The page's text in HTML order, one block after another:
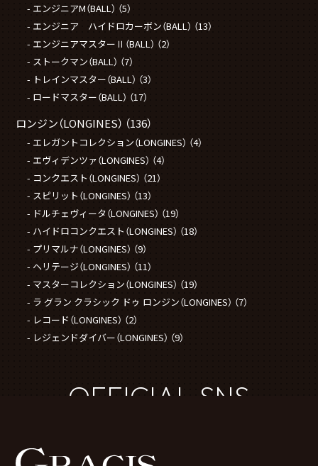
エンジニアM（BALL） （5）
エンジニア ハイドロカーボン（BALL） （13）
エンジニアマスターⅡ（BALL） （2）
ストークマン（BALL） （7）
トレインマスター（BALL） （3）
ロードマスター（BALL） （17）
ロンジン（LONGINES） （136）
エレガントコレクション（LONGINES） （4）
エヴィデンツァ（LONGINES） （4）
コンクエスト（LONGINES） （21）
スピリット（LONGINES） （13）
ドルチェヴィータ（LONGINES） （19）
ハイドロコンクエスト（LONGINES） （18）
プリマルナ（LONGINES） （9）
ヘリテージ（LONGINES） （11）
マスターコレクション（LONGINES） （19）
ラ グラン クラシック ドゥ ロンジン（LONGINES） （7）
レコード（LONGINES） （2）
レジェンドダイバー（LONGINES） （9）
OFFICIAL SNS